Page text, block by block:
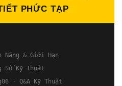
PHỨC TẠP
Năng & Giới Hạn
Số Kỹ Thuật
06 · Q&A Kỹ Thuật